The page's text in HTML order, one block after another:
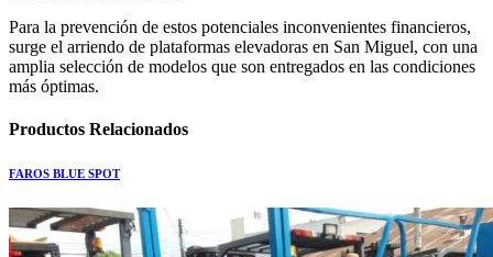
Para la prevención de estos potenciales inconvenientes financieros,
surge el arriendo de plataformas elevadoras en San Miguel, con una
amplia selección de modelos que son entregados en las condiciones
más óptimas.
Productos Relacionados
FAROS BLUE SPOT